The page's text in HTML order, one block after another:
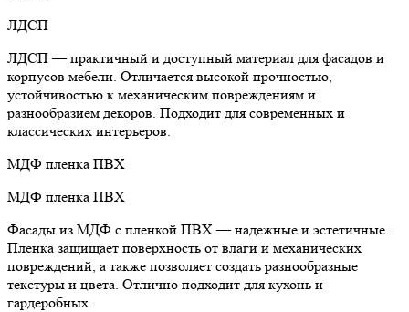
ЛДСП
ЛДСП — практичный и доступный материал для фасадов и
корпусов мебели. Отличается высокой прочностью,
устойчивостью к механическим повреждениям и
разнообразием декоров. Подходит для современных и
классических интерьеров.
МДФ пленка ПВХ
МДФ пленка ПВХ
Фасады из МДФ с пленкой ПВХ — надежные и эстетичные.
Пленка защищает поверхность от влаги и механических
повреждений, а также позволяет создать разнообразные
текстуры и цвета. Отлично подходит для кухонь и
гардеробных.